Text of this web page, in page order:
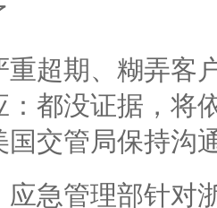
重超期、糊弄客
：都没证据，将
国交管局保持沟
应急管理部针对